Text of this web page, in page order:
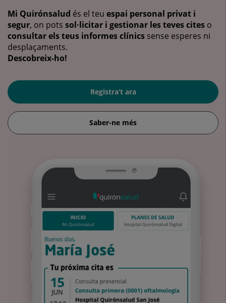
Mi Quirónsalud és el teu espai personal privat i
segur, on pots sol·licitar i gestionar les teves cites o
consultar els teus informes clínics sense esperes ni
desplaçaments.
Descobreix-ho!
Registra’t ara
Saber-ne més